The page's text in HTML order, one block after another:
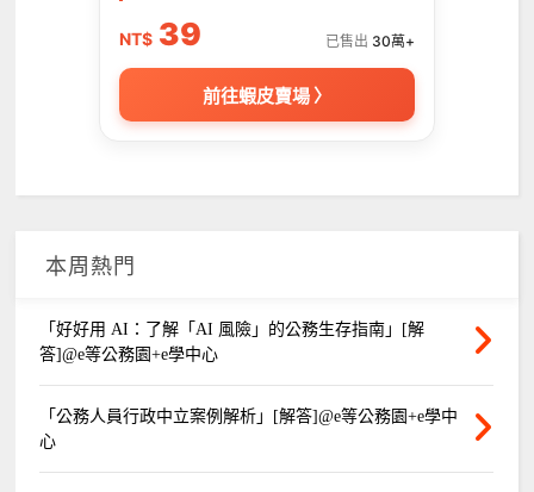
NT$ 39 已售出 30萬+
前往蝦皮賣場 〉
本周熱門
「好好用 AI：了解「AI 風險」的公務生存指南」[解
答]@e等公務園+e學中心
「公務人員行政中立案例解析」[解答]@e等公務園+e學中
心